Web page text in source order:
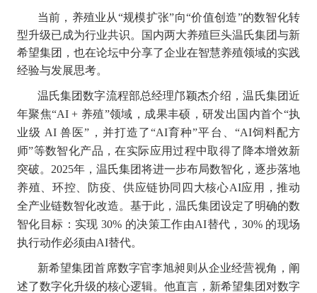
当前，养殖业从“规模扩张”向“价值创造”的数智化转
型升级已成为行业共识。国内两大养殖巨头温氏集团与新
希望集团，也在论坛中分享了企业在智慧养殖领域的实践
经验与发展思考。
温氏集团数字流程部总经理邝颖杰介绍，温氏集团近
年聚焦“AI + 养殖”领域，成果丰硕，研发出国内首个“执
业级 AI 兽医”，并打造了“AI育种”平台、“AI饲料配方
师”等数智化产品，在实际应用过程中取得了降本增效新
突破。2025年，温氏集团将进一步布局数智化，逐步落地
养殖、环控、防疫、供应链协同四大核心AI应用，推动
全产业链数智化改造。基于此，温氏集团设定了明确的数
智化目标：实现 30% 的决策工作由AI替代，30% 的现场
执行动作必须由AI替代。
新希望集团首席数字官李旭昶则从企业经营视角，阐
述了数字化升级的核心逻辑。他直言，新希望集团对数字